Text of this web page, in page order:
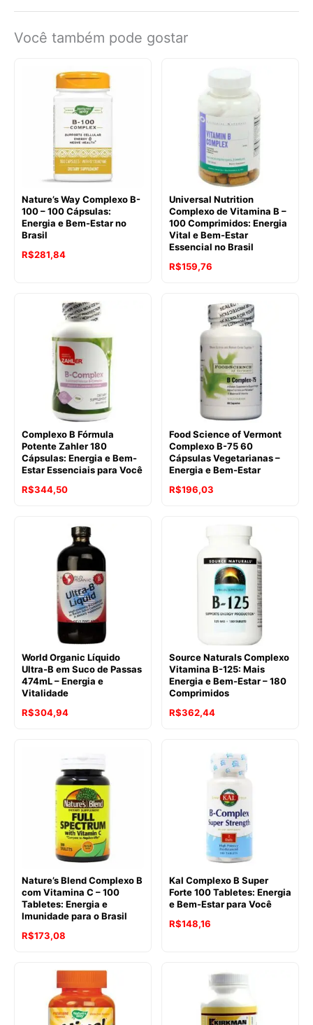
Você também pode gostar
Nature’s Way Complexo B-
100 – 100 Cápsulas:
Energia e Bem-Estar no
Brasil
R$281,84
Universal Nutrition
Complexo de Vitamina B –
100 Comprimidos: Energia
Vital e Bem-Estar
Essencial no Brasil
R$159,76
Complexo B Fórmula
Potente Zahler 180
Cápsulas: Energia e Bem-
Estar Essenciais para Você
R$344,50
Food Science of Vermont
Complexo B-75 60
Cápsulas Vegetarianas –
Energia e Bem-Estar
R$196,03
World Organic Líquido
Ultra-B em Suco de Passas
474mL – Energia e
Vitalidade
R$304,94
Source Naturals Complexo
Vitamina B-125: Mais
Energia e Bem-Estar – 180
Comprimidos
R$362,44
Nature’s Blend Complexo B
com Vitamina C – 100
Tabletes: Energia e
Imunidade para o Brasil
R$173,08
Kal Complexo B Super
Forte 100 Tabletes: Energia
e Bem-Estar para Você
R$148,16